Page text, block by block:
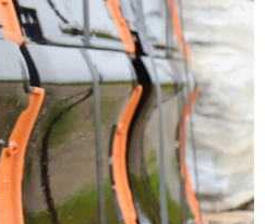
事店を法人化へ。そこには、
地盤づくりという思いもあり
もへ歴史ある事業を継がせる
いを抱きながら、次世代でも
きかけているのです。さらに
、やる気のある人なら経験は
前向きに話していました。
とのことで屋根全体を拝見し
い損傷がありました。立派な8
、80代のご夫婦の住まいを大
があるのかどうか話し合いま
にして工事費用を抑えまし
雪に強くなるというメリット
大きな屋根の古い家が多いの